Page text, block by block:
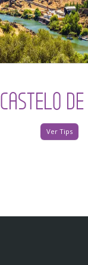
CASTELO
Ver Tips